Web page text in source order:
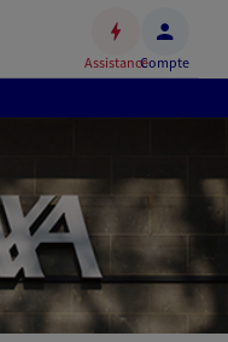
AssistanceCompte